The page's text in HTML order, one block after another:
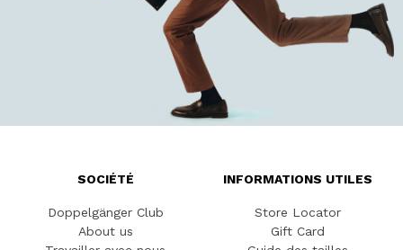
SOCIÉTÉ
Doppelgänger Club
About us
INFORMATIONS UTILES
Store Locator
Gift Card